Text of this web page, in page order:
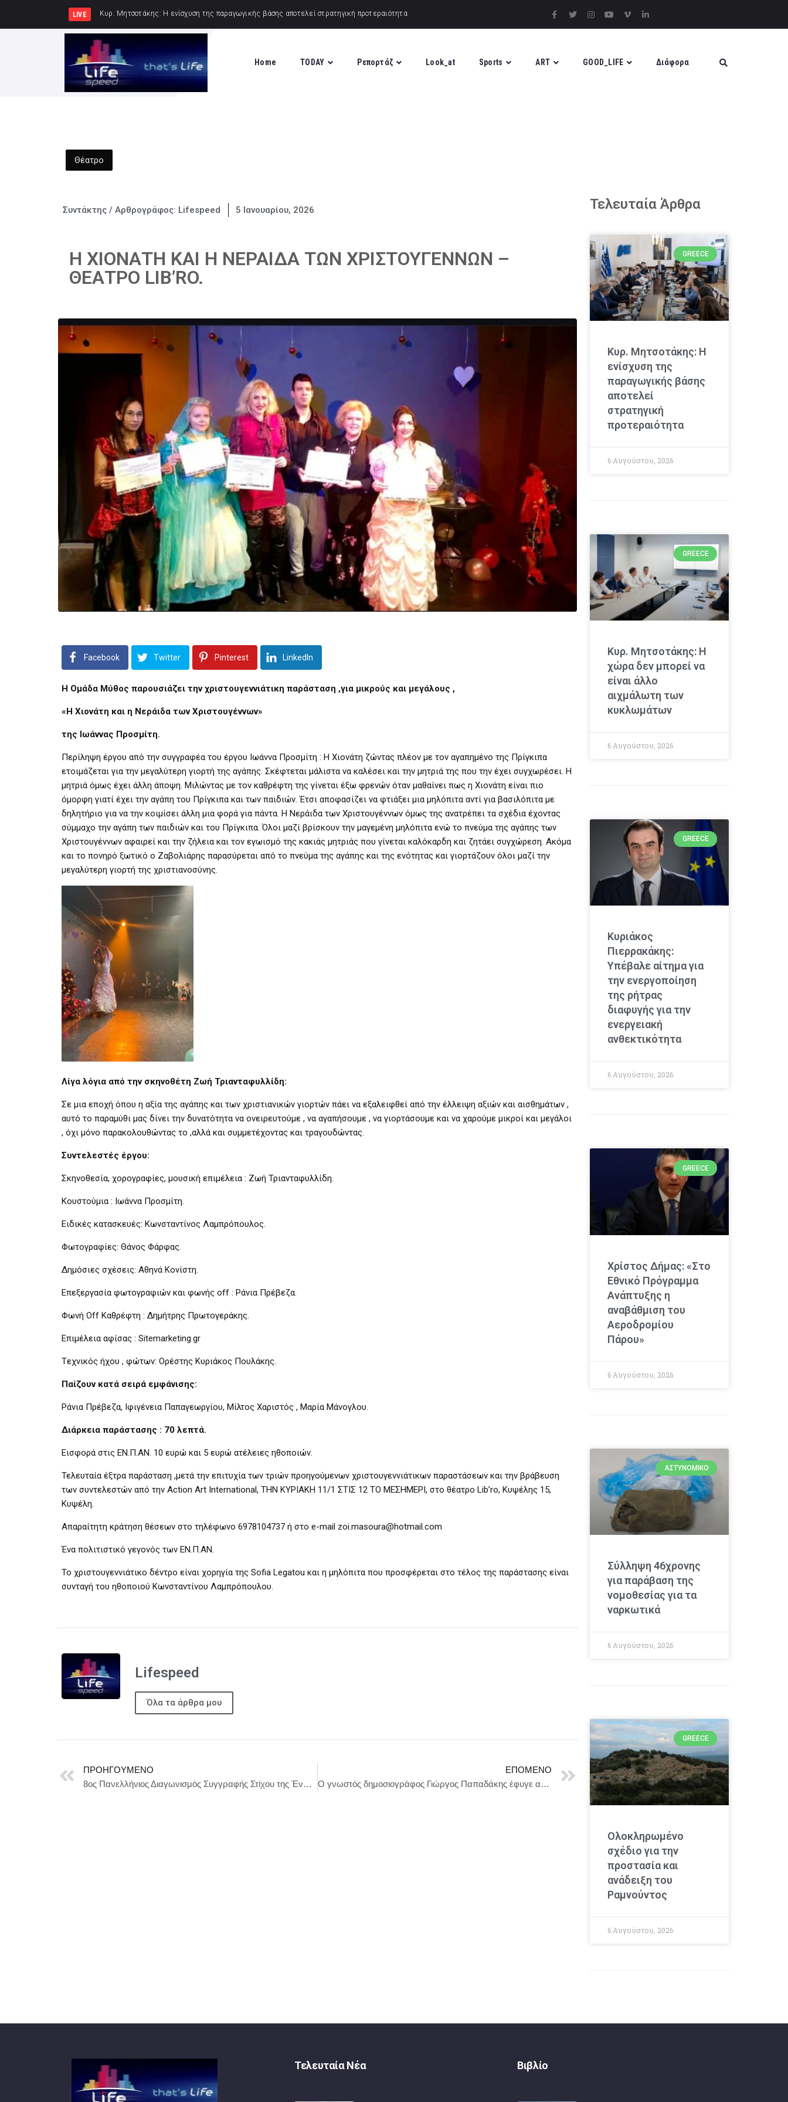
LIVE Κυρ. Μητσοτάκης: Η χ
Home TODAY Ρεπορτάζ Look_at Sports ART GOOD_LIFE Διάφορα
Θέατρο
Συντάκτης / Αρθρογράφος: Lifespeed 5 Ιανουαρίου, 2026
Η ΧΙΟΝΑΤΗ ΚΑΙ Η ΝΕΡΑΙΔΑ ΤΩΝ ΧΡΙΣΤΟΥΓΕΝΝΩΝ –
ΘΕΑΤΡΟ LIB’RO.
Facebook Twitter Pinterest LinkedIn
Η Ομάδα Μύθος παρουσιάζει την χριστουγεννιάτικη παράσταση ,για μικρούς και μεγάλους ,
«Η Χιονάτη και η Νεράιδα των Χριστουγέννων»
της Ιωάννας Προσμίτη.
Περίληψη έργου από την συγγραφέα του έργου Ιωάννα Προσμίτη : Η Χιονάτη ζώντας πλέον με τον αγαπημένο της Πρίγκιπα
ετοιμάζεται για την μεγαλύτερη γιορτή της αγάπης. Σκέφτεται μάλιστα να καλέσει και την μητριά της που την έχει συγχωρέσει. Η
μητριά όμως έχει άλλη άποψη. Μιλώντας με τον καθρέφτη της γίνεται έξω φρενών όταν μαθαίνει πως η Χιονάτη είναι πιο
όμορφη γιατί έχει την αγάπη του Πρίγκιπα και των παιδιών. Έτσι αποφασίζει να φτιάξει μια μηλόπιτα αντί για βασιλόπιτα με
δηλητήριο για να την κοιμίσει άλλη μια φορά για πάντα. Η Νεράιδα των Χριστουγέννων όμως της ανατρέπει τα σχέδια έχοντας
σύμμαχο την αγάπη των παιδιών και του Πρίγκιπα. Όλοι μαζί βρίσκουν την μαγεμένη μηλόπιτα ενώ το πνεύμα της αγάπης των
Χριστουγέννων αφαιρεί και την ζήλεια και τον εγωισμό της κακιάς μητριάς που γίνεται καλόκαρδη και ζητάει συγχώρεση. Ακόμα
και το πονηρό ξωτικό ο Ζαβολιάρης παρασύρεται από το πνεύμα της αγάπης και της ενότητας και γιορτάζουν όλοι μαζί την
μεγαλύτερη γιορτή της χριστιανοσύνης.
Λίγα λόγια από την σκηνοθέτη Ζωή Τριανταφυλλίδη:
Σε μια εποχή όπου η αξία της αγάπης και των χριστιανικών γιορτών πάει να εξαλειφθεί από την έλλειψη αξιών και αισθημάτων ,
αυτό το παραμύθι μας δίνει την δυνατότητα να ονειρευτούμε , να αγαπήσουμε , να γιορτάσουμε και να χαρούμε μικροί και μεγάλοι
, όχι μόνο παρακολουθώντας το ,αλλά και συμμετέχοντας και τραγουδώντας.
Συντελεστές έργου:
Σκηνοθεσία, χορογραφίες, μουσική επιμέλεια : Ζωή Τριανταφυλλίδη.
Κουστούμια : Ιωάννα Προσμίτη.
Ειδικές κατασκευές: Κωνσταντίνος Λαμπρόπουλος.
Φωτογραφίες: Θάνος Φάρφας.
Δημόσιες σχέσεις: Αθηνά Κονίστη.
Επεξεργασία φωτογραφιών και φωνής off : Ράνια Πρέβεζα.
Φωνή Off Καθρέφτη : Δημήτρης Πρωτογεράκης.
Επιμέλεια αφίσας : Sitemarketing.gr
Tεχνικός ήχου , φώτων: Ορέστης Κυριάκος Πουλάκης.
Παίζουν κατά σειρά εμφάνισης:
Ράνια Πρέβεζα, Ιφιγένεια Παπαγεωργίου, Μίλτος Χαριστός , Μαρία Μάνογλου.
Διάρκεια παράστασης : 70 λεπτά.
Εισφορά στις ΕΝ.Π.ΑΝ. 10 ευρώ και 5 ευρώ ατέλειες ηθοποιών.
Τελευταία έξτρα παράσταση ,μετά την επιτυχία των τριών προηγούμενων χριστουγεννιάτικων παραστάσεων και την βράβευση
των συντελεστών από την Action Art International, THN KYΡΙΑΚΗ 11/1 ΣΤΙΣ 12 ΤΟ ΜΕΣΗΜΕΡΙ, στο θέατρο Lib’ro, Κυψέλης 15,
Κυψέλη.
Απαραίτητη κράτηση θέσεων στο τηλέφωνο 6978104737 ή στο e-mail zoi.masoura@hotmail.com
Ένα πολιτιστικό γεγονός των ΕΝ.Π.ΑΝ.
Το χριστουγεννιάτικο δέντρο είναι χορηγία της Sofia Legatou και η μηλόπιτα που προσφέρεται στο τέλος της παράστασης είναι
συνταγή του ηθοποιού Κωνσταντίνου Λαμπρόπουλου.
Lifespeed
Όλα τα άρθρα μου
ΠΡΟΗΓΟΎΜΕΝΟ
8ος Πανελλήνιος Διαγωνισμός Συγγραφής Στίχου της Ένωσης Σεναριογράφων Ελλάδος
ΕΠΌΜΕΝΟ
Ο γνωστός δημοσιογράφος Γιώργος Παπαδάκης έφυγε από τη ζωή
Τελευταία Άρθρα
GREECE
Κυρ. Μητσοτάκης: Η
ενίσχυση της
παραγωγικής βάσης
αποτελεί
στρατηγική
προτεραιότητα
6 Αυγούστου, 2026
GREECE
Κυρ. Μητσοτάκης: Η
χώρα δεν μπορεί να
είναι άλλο
αιχμάλωτη των
κυκλωμάτων
6 Αυγούστου, 2026
GREECE
Κυριάκος
Πιερρακάκης:
Υπέβαλε αίτημα για
την ενεργοποίηση
της ρήτρας
διαφυγής για την
ενεργειακή
ανθεκτικότητα
6 Αυγούστου, 2026
GREECE
Χρίστος Δήμας: «Στο
Εθνικό Πρόγραμμα
Ανάπτυξης η
αναβάθμιση του
Αεροδρομίου
Πάρου»
6 Αυγούστου, 2026
ΑΣΤΥΝΟΜΙΚΌ
Σύλληψη 46χρονης
για παράβαση της
νομοθεσίας για τα
ναρκωτικά
6 Αυγούστου, 2026
GREECE
Ολοκληρωμένο
σχέδιο για την
προστασία και
ανάδειξη του
Ραμνούντος
6 Αυγούστου, 2026
Τελευταία Νέα Βιβλίο